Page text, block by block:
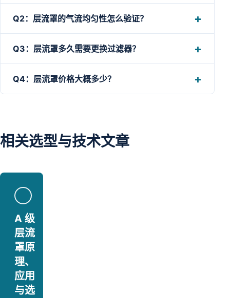
Q2：层流罩的气流均匀性怎么验证？
Q3：层流罩多久需要更换过滤器？
Q4：层流罩价格大概多少？
相关选型与技术文章
A 级
层流
罩原
理、
应用
与选